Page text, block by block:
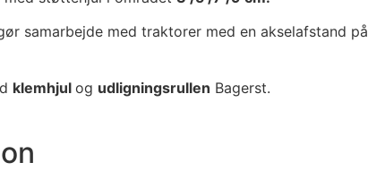
samarbejde med traktorer med en akselafstand på
klemhjul og udligningsrullen Bagerst.